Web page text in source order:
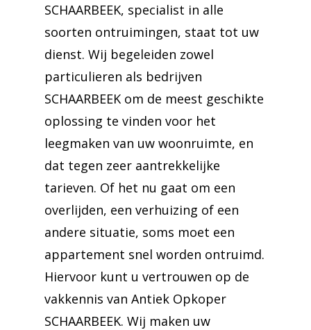
SCHAARBEEK, specialist in alle
soorten ontruimingen, staat tot uw
dienst. Wij begeleiden zowel
particulieren als bedrijven
SCHAARBEEK om de meest geschikte
oplossing te vinden voor het
leegmaken van uw woonruimte, en
dat tegen zeer aantrekkelijke
tarieven. Of het nu gaat om een
overlijden, een verhuizing of een
andere situatie, soms moet een
appartement snel worden ontruimd.
Hiervoor kunt u vertrouwen op de
vakkennis van Antiek Opkoper
SCHAARBEEK. Wij maken uw